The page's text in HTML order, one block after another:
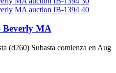
Beverly MA
(d260) Subasta comienza en Aug